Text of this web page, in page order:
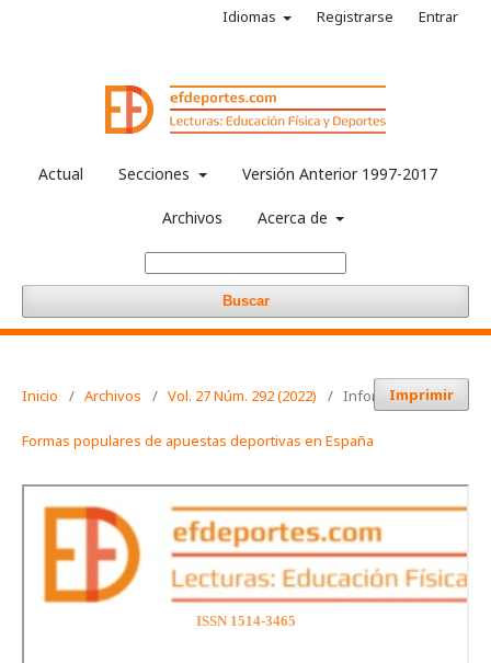
Actual Secciones Versión Anterior 1997-2017
Archivos Acerca de
Buscar
Idiomas Registrarse Entrar
Inicio / Archivos / Vol. 27 Núm. 292 (2022) / Informaciones
Imprimir
Formas populares de apuestas deportivas en España